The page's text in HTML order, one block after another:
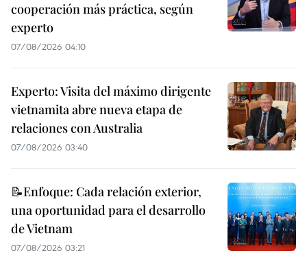
cooperación más práctica, según
experto
07/08/2026 04:10
Experto: Visita del máximo dirigente
vietnamita abre nueva etapa de
relaciones con Australia
07/08/2026 03:40
📝Enfoque: Cada relación exterior,
una oportunidad para el desarrollo
de Vietnam
07/08/2026 03:21